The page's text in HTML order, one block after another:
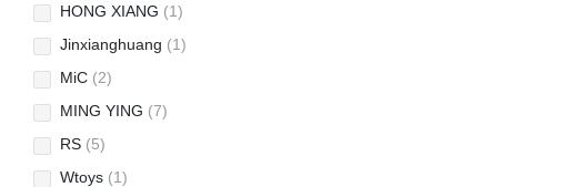
HONG XIANG (1)
Jinxianghuang (1)
MiC (2)
MING YING (7)
RS (5)
Wtoys (1)